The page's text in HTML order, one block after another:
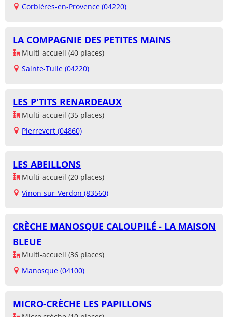
Corbières-en-Provence (04220)
LA COMPAGNIE DES PETITES MAINS
Multi-accueil (40 places)
Sainte-Tulle (04220)
LES P'TITS RENARDEAUX
Multi-accueil (35 places)
Pierrevert (04860)
LES ABEILLONS
Multi-accueil (20 places)
Vinon-sur-Verdon (83560)
CRÈCHE MANOSQUE CALOUPILÉ - LA MAISON
BLEUE
Multi-accueil (36 places)
Manosque (04100)
MICRO-CRÈCHE LES PAPILLONS